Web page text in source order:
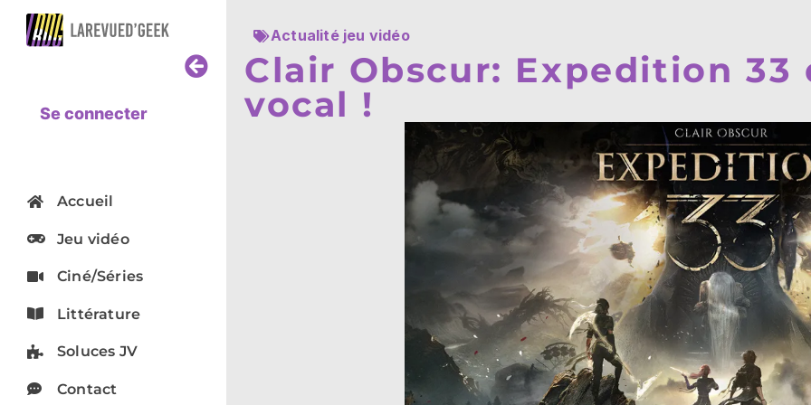
Se connecter
Accueil
Jeu vidéo
Ciné/Séries
Littérature
Soluces JV
Contact
Actualité jeu vidéo
Clair Obscur: Expedition
vocal !